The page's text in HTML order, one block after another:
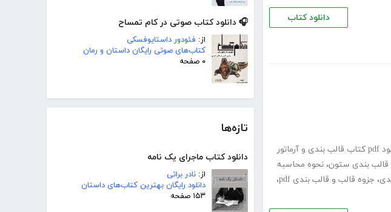
🎧 دانلود کتاب صوتی در کام تمساح
از: فئودور داستایوفسکی
کتاب‌های صوتی رایگان داستان و رمان
۰ صفحه
تازه‌ها
دانلود کتاب ماجرای یک نامه
از: نادر براتی
دانلود رایگان بهترین کتاب‌های داستان
۱۵۳ صفحه
دانلود کتاب
دانلود pdf کتاب قالب بندی و آرماتور
قالب بندی ستون، نحوه محاسبه
، جزوه قالب و قالب بندی pdf
،